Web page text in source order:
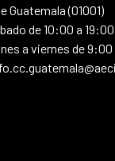
Guatemala (01001)
de 10:00 a 19:00
a viernes de 9:00